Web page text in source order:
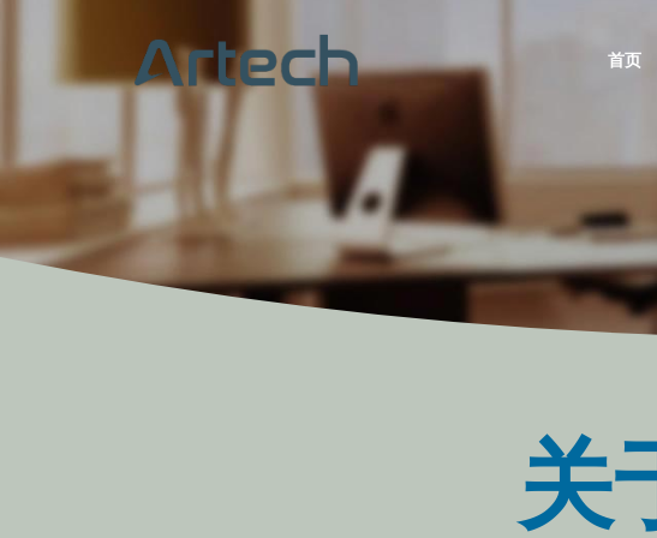
首页
关